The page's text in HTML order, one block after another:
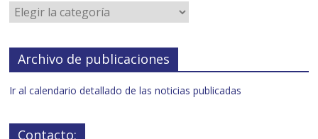
Archivo de publicaciones
Ir al calendario detallado de las noticias publicadas
Contacto: